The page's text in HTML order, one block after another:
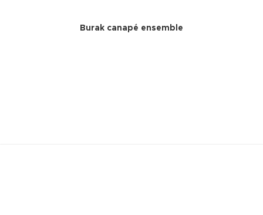
Burak canapé ensemble